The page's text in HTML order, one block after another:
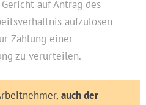
auf Antrag des
aufzulösen
Zahlung einer
zu verurteilen.
auch der